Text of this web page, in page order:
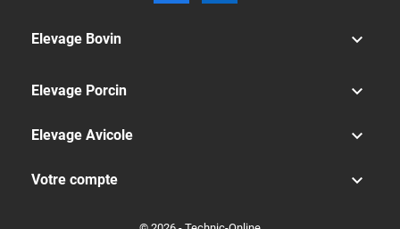
Elevage Bovin 
Elevage Porcin 
Elevage Avicole 
Votre compte 